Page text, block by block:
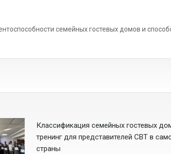
семейных гостевых домов и
Классификация семейных гостевых
тренинг для представителей CBT в
страны